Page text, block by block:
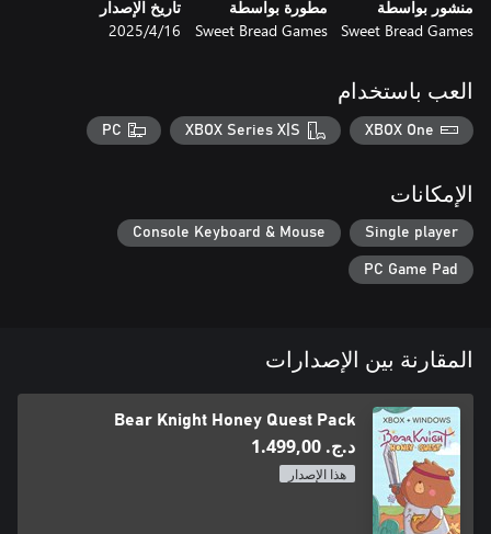
- Try and collect every honey piece in each level to be awarded
trophies
منشور بواسطة
Sweet Bread Games
مطورة بواسطة
Sweet Bread Games
تاريخ الإصدار
16‏/4‏/2025
العب باستخدام
XBOX One
XBOX Series X|S
PC
الإمكانات
Single player
Console Keyboard & Mouse
PC Game Pad
المقارنة بين الإصدارات
Bear Knight Honey Quest Pack
د.ج.‏ 1.499,00
هذا الإصدار